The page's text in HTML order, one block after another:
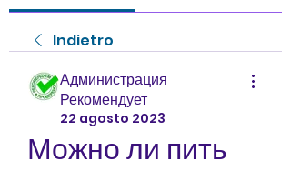
Indietro
Администрация
Рекомендует
22 agosto 2023
Можно ли пить